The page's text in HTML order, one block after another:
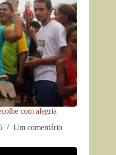
com alegria
Um comentário